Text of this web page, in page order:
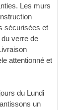
Les murs
sécurisées et
verre de
attentionné et
du Lundi
un